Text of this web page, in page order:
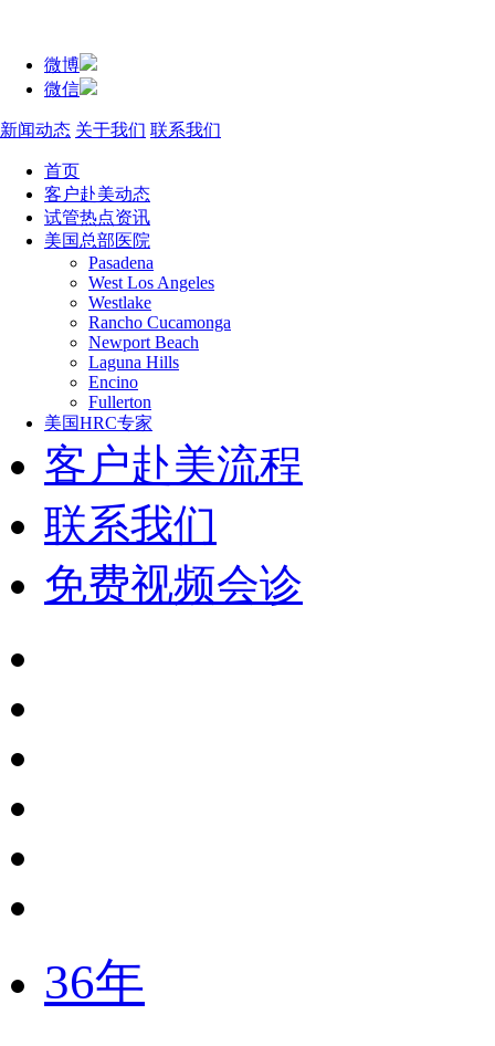
微博
微信
新闻动态 关于我们 联系我们
首页
客户赴美动态
试管热点资讯
美国总部医院
Pasadena
West Los Angeles
Westlake
Rancho Cucamonga
Newport Beach
Laguna Hills
Encino
Fullerton
美国HRC专家
客户赴美流程
联系我们
免费视频会诊
36年